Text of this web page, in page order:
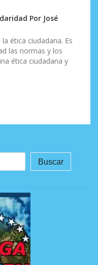
Por José
ética ciudadana. Es
las normas y los
ética ciudadana y
Buscar